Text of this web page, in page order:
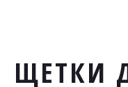
ЩЕТКИ